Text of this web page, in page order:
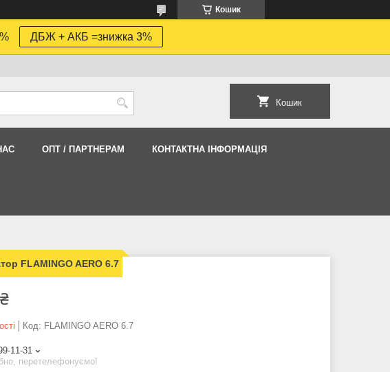
Кошик
ДБЖ + АКБ =знижка 3%
Кошик
ОПТ / ПАРТНЕРАМ КОНТАКТНА ІНФОРМАЦІЯ
FLAMINGO AERO 6.7
Код: FLAMINGO AERO 6.7
11-31
перетелефонуємо!